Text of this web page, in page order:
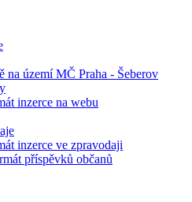
na území MČ Praha - Šeberov
inzerce na webu
inzerce ve zpravodaji
příspěvků občanů